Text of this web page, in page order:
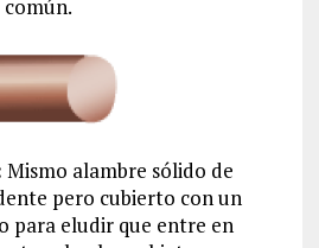
Mismo alambre sólido de
pero cubierto con un
para eludir que entre en